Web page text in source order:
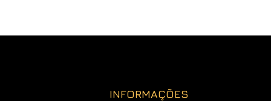
INFORMAÇÕES